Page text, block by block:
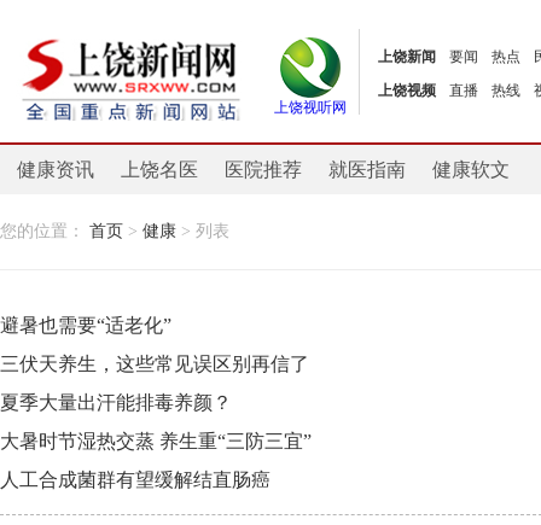
上饶视听网
上饶新闻 要闻 热点
上饶视频
直播 热线
健康资讯 上饶名医 医院推荐 就医指南 健康软文
您的位置： 首页 > 健康 > 列表
避暑也需要“适老化”
三伏天养生，这些常见误区别再信了
夏季大量出汗能排毒养颜？
大暑时节湿热交蒸 养生重“三防三宜”
人工合成菌群有望缓解结直肠癌